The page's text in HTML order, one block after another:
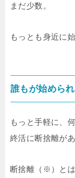
まだ少数。
もっとも身近に
誰もが始めら
もっと手軽に、
終活に断捨離があ
断捨離（※）と